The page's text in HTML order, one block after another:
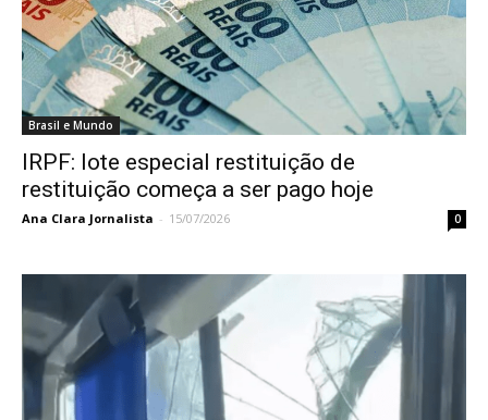
Brasil e Mundo
IRPF: lote especial restituição de
restituição começa a ser pago hoje
Ana Clara Jornalista - 15/07/2026 0